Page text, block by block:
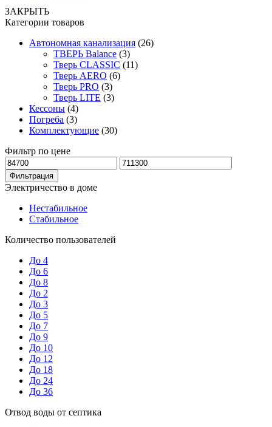
ЗАКРЫТЬ
Категории товаров
Автономная канализация (26)
ТВЕРЬ Balance (3)
Тверь CLASSIC (11)
Тверь AERO (6)
Тверь PRO (3)
Тверь LITE (3)
Кессоны (4)
Погреба (3)
Комплектующие (30)
Фильтр по цене
Минимальная
цена
Максимальная
цена
Фильтрация
Электричество в доме
Нестабильное
Стабильное
Количество пользователей
До 4
До 6
До 8
До 2
До 3
До 5
До 7
До 9
До 10
До 12
До 18
До 24
До 36
Отвод воды от септика